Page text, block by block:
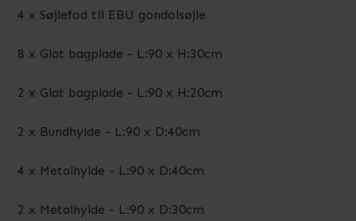
4 x Søjlefod til EBU gondolsøjle
8 x Glat bagplade - L:90 x H:30cm
2 x Glat bagplade - L:90 x H:20cm
2 x Bundhylde - L:90 x D:40cm
4 x Metalhylde - L:90 x D:40cm
2 x Metalhylde - L:90 x D:30cm